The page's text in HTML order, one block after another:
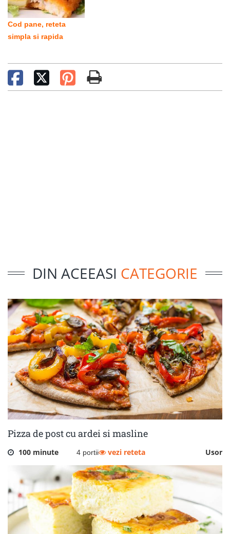
Cod pane, reteta
simpla si rapida
DIN ACEEASI CATEGORIE
Pizza de post cu ardei si masline
100 minute 4 portii Usor
vezi reteta